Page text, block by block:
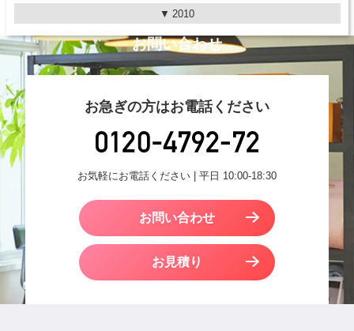
2010
お問い合わせ
お急ぎの方はお電話ください
お気軽にお電話ください | 平日 10:00-18:30
お問い合わせ
お見積り